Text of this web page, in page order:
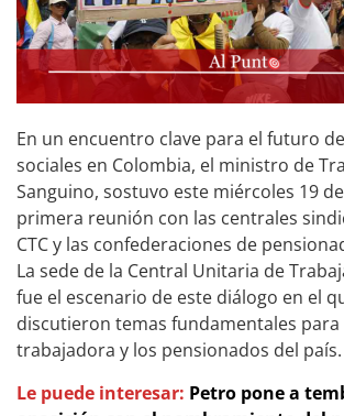
En un encuentro clave para el futuro
sociales en Colombia, el ministro de
Sanguino, sostuvo este miércoles 19
primera reunión con las centrales
CTC y las confederaciones de
La sede de la Central Unitaria de
fue el escenario de este diálogo en el
discutieron temas fundamentales para
trabajadora y los pensionados del país.
Le puede interesar: Petro pone a